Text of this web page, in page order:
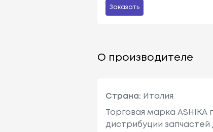
Заказать
О производителе
Страна: Италия
Торговая марка
дистрибуции